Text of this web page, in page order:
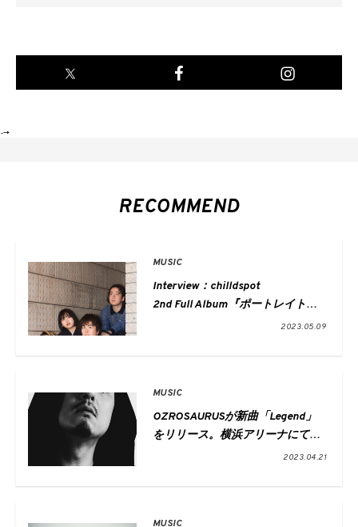
-->
RECOMMEND
MUSIC
Interview：chilldspot
2nd Full Album『ポートレイト』
解放されたサウンドが響く今のバ
2023.05.09
MUSIC
OZROSAURUSが新曲「Legend」
をリリース。横浜アリーナにてワ
ンマン公演「NOT LEGEND」が決
2023.04.21
MUSIC